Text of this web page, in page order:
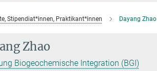
Stipendiat*innen, Praktikant*innen Dayang Zhao
Zhao
Biogeochemische Integration (BGI)